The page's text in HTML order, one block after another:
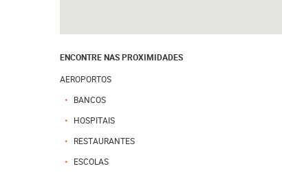
ENCONTRE NAS PROXIMIDADES
AEROPORTOS
BANCOS
HOSPITAIS
RESTAURANTES
ESCOLAS